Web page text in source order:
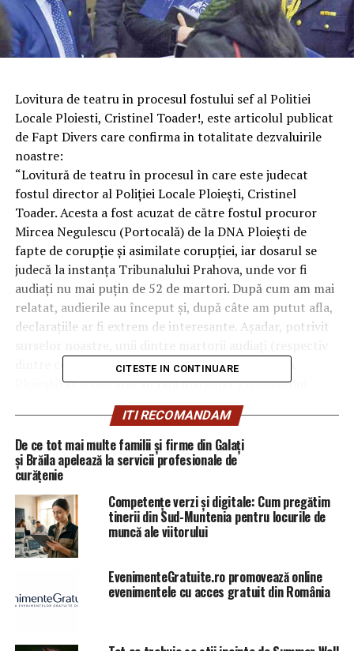
Lovitura de teatru in procesul fostului sef al Politiei
Locale Ploiesti, Cristinel Toader!, este articolul publicat
de Fapt Divers care confirma in totalitate dezvaluirile
noastre:
“Lovitură de teatru în procesul în care este judecat
fostul director al Poliției Locale Ploiești, Cristinel
Toader. Acesta a fost acuzat de către fostul procuror
Mircea Negulescu (Portocală) de la DNA Ploiești de
fapte de corupție și asimilate corupției, iar dosarul se
judecă la instanța Tribunalului Prahova, unde vor fi
audiați nu mai puțin de 52 de martori. După cum am mai
relatat, audierile au început și, după câte am putut afla,
declarațiile ar fi extrem de interesante. Așadar, potrivit
dintre cei care au contribuit cu denunțuri la DNA
Ploiești) ar fi delcarat în fața instanței Tribunalului
Prahova că ar fi fost determinați să facă denunțurile de
către Adrian Vaida, actualul director interimar al Poliției
Locale Ploiești, marto-denunțător în dosar și de către
Carmen Gheorghe, directorul suspendat al aceleieași
instituții ploieștene, aceasta fiind la rândul său
cercetată în dosarul de corupție deschis ămpotriva
primarului municipiului Câmpina, Horia Tiseanu”.
CITESTE IN CONTINUARE
ITI RECOMANDAM
De ce tot mai multe familii și firme din Galați
și Brăila apelează la servicii profesionale de
curățenie
Competențe verzi și digitale: Cum pregătim
tinerii din Sud-Muntenia pentru locurile de
muncă ale viitorului
EvenimenteGratuite.ro promovează online
evenimentele cu acces gratuit din România